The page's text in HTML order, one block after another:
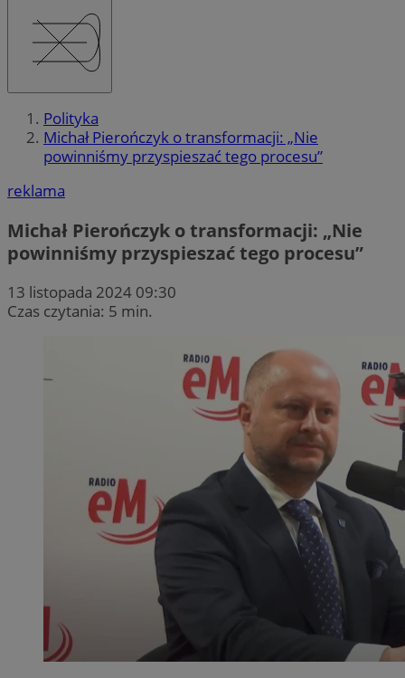
Polityka
Michał Pierończyk o transformacji: „Nie
powinniśmy przyspieszać tego procesu”
reklama
Michał Pierończyk o transformacji: „Nie
powinniśmy przyspieszać tego procesu”
13 listopada 2024 09:30
Czas czytania: 5 min.